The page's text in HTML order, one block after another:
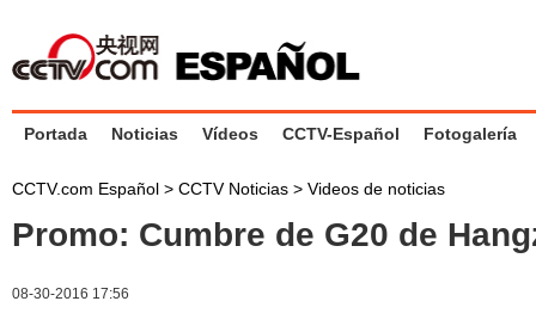
Portada Noticias Vídeos CCTV-Español Fotogalería
CCTV.com Español > CCTV Noticias > Videos de noticias
Promo: Cumbre de G20 de
08-30-2016 17:56